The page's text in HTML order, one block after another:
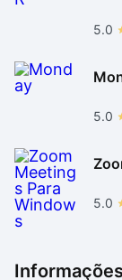
5.0
5.0
5.0